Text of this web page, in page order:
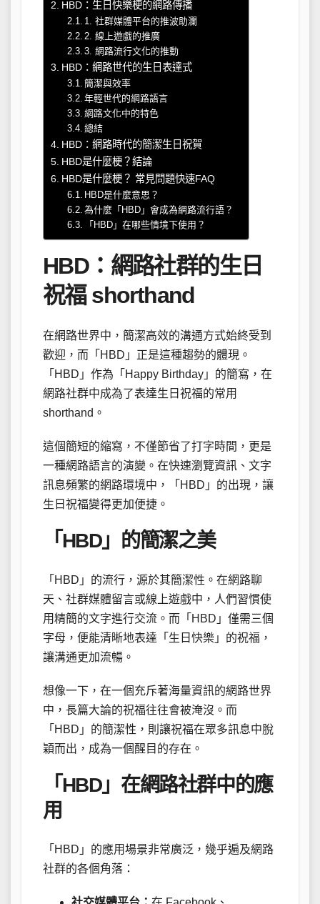
HBD：生日快樂梗的網路傳播
1. 社群媒體平台的推波助瀾
2. 線上遊戲的推廣
3. 網路流行文化的推動
HBD：網路世代的生日表達式
簡潔與效率
年輕世代的網路語言
網路文化中的特色
總結
HBD：網路時代的簡潔生日祝賀
HBD是什麼梗？結論
HBD是什麼梗？ 常見問題快速FAQ
HBD是什麼意思？
為什麼「HBD」會成為網路流行語？
「HBD」在哪些情境下使用？
HBD：網路社群的生日
祝福 shorthand
在網路世界中，簡潔高效的溝通方式始終受到
歡迎，而「HBD」正是這種趨勢的體現。
「HBD」作為「Happy Birthday」的簡寫，在
網路社群中成為了表達生日祝福的常用
shorthand。
這個簡短的縮寫，不僅節省了打字時間，更是
一種網路語言的演變。在快速瀏覽資訊、文字
訊息頻繁的網路環境中，「HBD」的出現，讓
生日祝福變得更加便捷。
「HBD」的簡潔之美
「HBD」的流行，源於其簡潔性。在網路聊
天、社群媒體留言或線上遊戲中，人們習慣使
用精簡的文字進行交流。而「HBD」僅需三個
字母，便能清晰地表達「生日快樂」的祝福，
讓溝通更加流暢。
想像一下，在一個充斥著海量資訊的網路世界
中，長篇大論的祝福往往會被淹沒。而
「HBD」的簡潔性，則讓祝福在眾多訊息中脫
穎而出，成為一個醒目的存在。
「HBD」在網路社群中的應
用
「HBD」的應用場景非常廣泛，幾乎遍及網路
社群的各個角落：